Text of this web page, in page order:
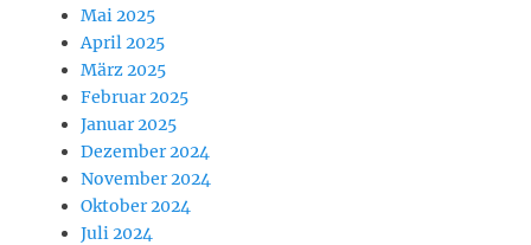
Mai 2025
April 2025
März 2025
Februar 2025
Januar 2025
Dezember 2024
November 2024
Oktober 2024
Juli 2024